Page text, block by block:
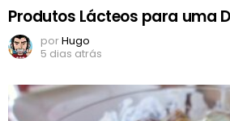
Produtos Lácteos para uma
porHugo
5 dias atrás